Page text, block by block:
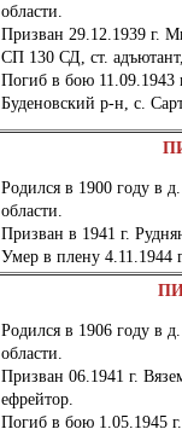
области.
Призван 29.12.1939 г.
СП 130 СД, ст.
Погиб в бою 11.09.1943
Буденовский р-н, с.
Родился в 1900 году в
области.
Призван в 1941 г.
Умер в плену 4.11.1944
Родился в 1906 году в
области.
Призван 06.1941 г.
ефрейтор.
Погиб в бою 1.05.1945 г.